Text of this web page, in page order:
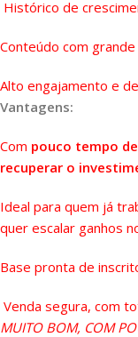
Histórico de
Conteúdo com
Alto engajamento e
Vantagens:
Com pouco tempo
recuperar o
Ideal para quem já
quer escalar ganhos
Base pronta de
Venda segura, com
MUITO BOM, COM